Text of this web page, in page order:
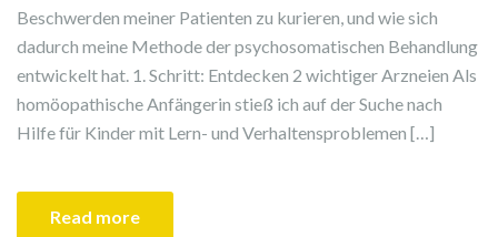
Beschwerden meiner Patienten zu kurieren, und wie sich
dadurch meine Methode der psychosomatischen Behandlung
entwickelt hat. 1. Schritt: Entdecken 2 wichtiger Arzneien Als
homöopathische Anfängerin stieß ich auf der Suche nach
Hilfe für Kinder mit Lern- und Verhaltensproblemen […]
Read more